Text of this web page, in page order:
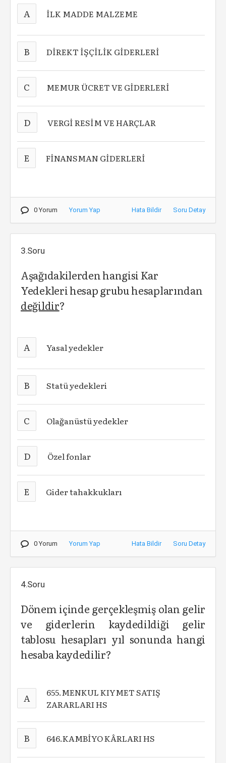
A İLK MADDE MALZEME
B DİREKT İŞÇİLİK GİDERLERİ
C MEMUR ÜCRET VE GİDERLERİ
D VERGİ RESİM VE HARÇLAR
E FİNANSMAN GİDERLERİ
0 Yorum Yorum Yap Hata Bildir Soru Detay
3.Soru
Aşağıdakilerden hangisi Kar
Yedekleri hesap grubu hesaplarından
değildir?
A Yasal yedekler
B Statü yedekleri
C Olağanüstü yedekler
D Özel fonlar
E Gider tahakkukları
0 Yorum Yorum Yap Hata Bildir Soru Detay
4.Soru
Dönem içinde gerçekleşmiş olan gelir
ve giderlerin kaydedildiği gelir
tablosu hesapları yıl sonunda hangi
hesaba kaydedilir?
A
655.MENKUL KIYMET SATIŞ
ZARARLARI HS
B 646.KAMBİYO KÂRLARI HS